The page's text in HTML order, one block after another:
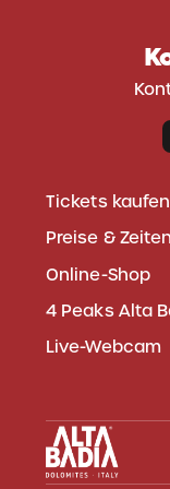
Tickets kaufen
Preise & Zeiten
Online-Shop
4 Peaks Alta
Live-Webcam